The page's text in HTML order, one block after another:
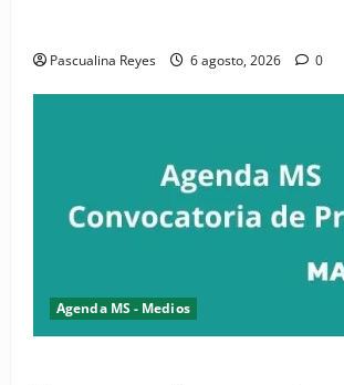
Pascualina Reyes 6 agosto, 2026 0
Agenda MS - Medios